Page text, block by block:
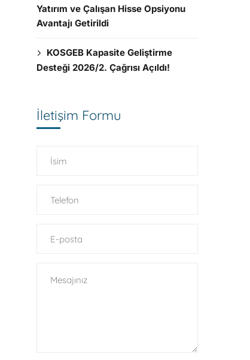
Yatırım ve Çalışan Hisse Opsiyonu
Avantajı Getirildi
KOSGEB Kapasite Geliştirme
Desteği 2026/2. Çağrısı Açıldı!
İletişim Formu